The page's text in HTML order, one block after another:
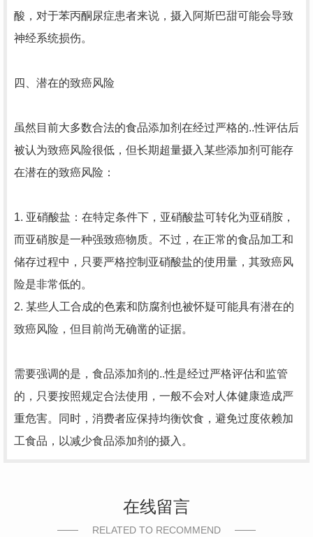
酸，对于苯丙酮尿症患者来说，摄入阿斯巴甜可能会导致
神经系统损伤。
四、潜在的致癌风险
虽然目前大多数合法的食品添加剂在经过严格的..性评估后
被认为致癌风险很低，但长期超量摄入某些添加剂可能存
在潜在的致癌风险：
1. 亚硝酸盐：在特定条件下，亚硝酸盐可转化为亚硝胺，
而亚硝胺是一种强致癌物质。不过，在正常的食品加工和
储存过程中，只要严格控制亚硝酸盐的使用量，其致癌风
险是非常低的。
2. 某些人工合成的色素和防腐剂也被怀疑可能具有潜在的
致癌风险，但目前尚无确凿的证据。
需要强调的是，食品添加剂的..性是经过严格评估和监管
的，只要按照规定合法使用，一般不会对人体健康造成严
重危害。同时，消费者应保持均衡饮食，避免过度依赖加
工食品，以减少食品添加剂的摄入。
在线留言
RELATED TO RECOMMEND